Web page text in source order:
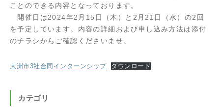
ことのできる内容となっております。
開催日は2024年2月15日（木）と2月21日（水）の2回
を予定しています。内容の詳細および申し込み方法は添付
のチラシからご確認くださいませ。
大洲市3社合同インターンシップ ダウンロード
カテゴリ